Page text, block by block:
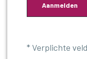
Aanmelden
* Verplichte
Binnen een
Vrijwilligen werk je
wat wél werkt, leert